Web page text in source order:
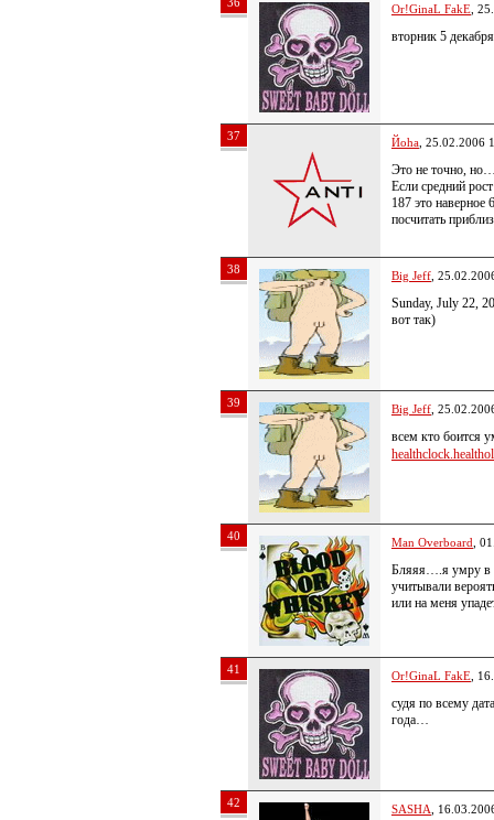
Or!GinaL FakE ,
вторник 5
37 Йoha , 25.02.2006
Это не точно,
Если средний
187 это наверное
посчитать
38 Big Jeff ,
Sunday, July 22,
вот так)
39 Big Jeff ,
всем кто боится
40 Man Overboard ,
Бляяя….я умру в
учитывали
или на меня
41 Or!GinaL FakE ,
судя по всему
года…
42 SASHA ,